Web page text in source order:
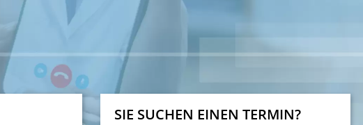
SIE SUCHEN EINEN TERMIN?